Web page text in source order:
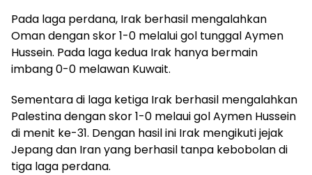
Pada laga perdana, Irak berhasil mengalahkan
Oman dengan skor 1-0 melalui gol tunggal Aymen
Hussein. Pada laga kedua Irak hanya bermain
imbang 0-0 melawan Kuwait.
Sementara di laga ketiga Irak berhasil mengalahkan
Palestina dengan skor 1-0 melaui gol Aymen Hussein
di menit ke-31. Dengan hasil ini Irak mengikuti jejak
Jepang dan Iran yang berhasil tanpa kebobolan di
tiga laga perdana.